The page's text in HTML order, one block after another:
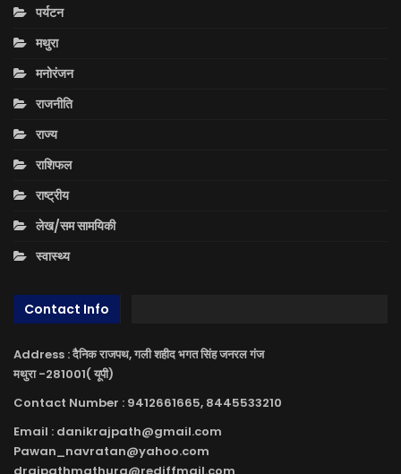
पर्यटन
मथुरा
मनोरंजन
राजनीति
राज्य
राशिफल
राष्ट्रीय
लेख/सम सामयिकी
स्वास्थ्य
Contact Info
Address : दैनिक राजपथ, गली शहीद भगत सिंह जनरल गंज
मथुरा -281001( यूपी)
Contact Number : 9412661665, 8445533210
Email : danikrajpath@gmail.com
Pawan_navratan@yahoo.com